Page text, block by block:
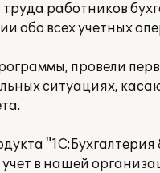
работников
обо всех учетных
провели
ситуациях,
"1С:Бухгалтерия
в нашей